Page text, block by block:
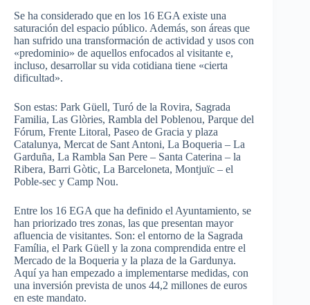
Se ha considerado que en los 16 EGA existe una
saturación del espacio público. Además, son áreas que
han sufrido una transformación de actividad y usos con
«predominio» de aquellos enfocados al visitante e,
incluso, desarrollar su vida cotidiana tiene «cierta
dificultad».
Son estas: Park Güell, Turó de la Rovira, Sagrada
Familia, Las Glòries, Rambla del Poblenou, Parque del
Fórum, Frente Litoral, Paseo de Gracia y plaza
Catalunya, Mercat de Sant Antoni, La Boqueria – La
Garduña, La Rambla San Pere – Santa Caterina – la
Ribera, Barri Gòtic, La Barceloneta, Montjuïc – el
Poble-sec y Camp Nou.
Entre los 16 EGA que ha definido el Ayuntamiento, se
han priorizado tres zonas, las que presentan mayor
afluencia de visitantes. Son: el entorno de la Sagrada
Família, el Park Güell y la zona comprendida entre el
Mercado de la Boqueria y la plaza de la Gardunya.
Aquí ya han empezado a implementarse medidas, con
una inversión prevista de unos 44,2 millones de euros
en este mandato.